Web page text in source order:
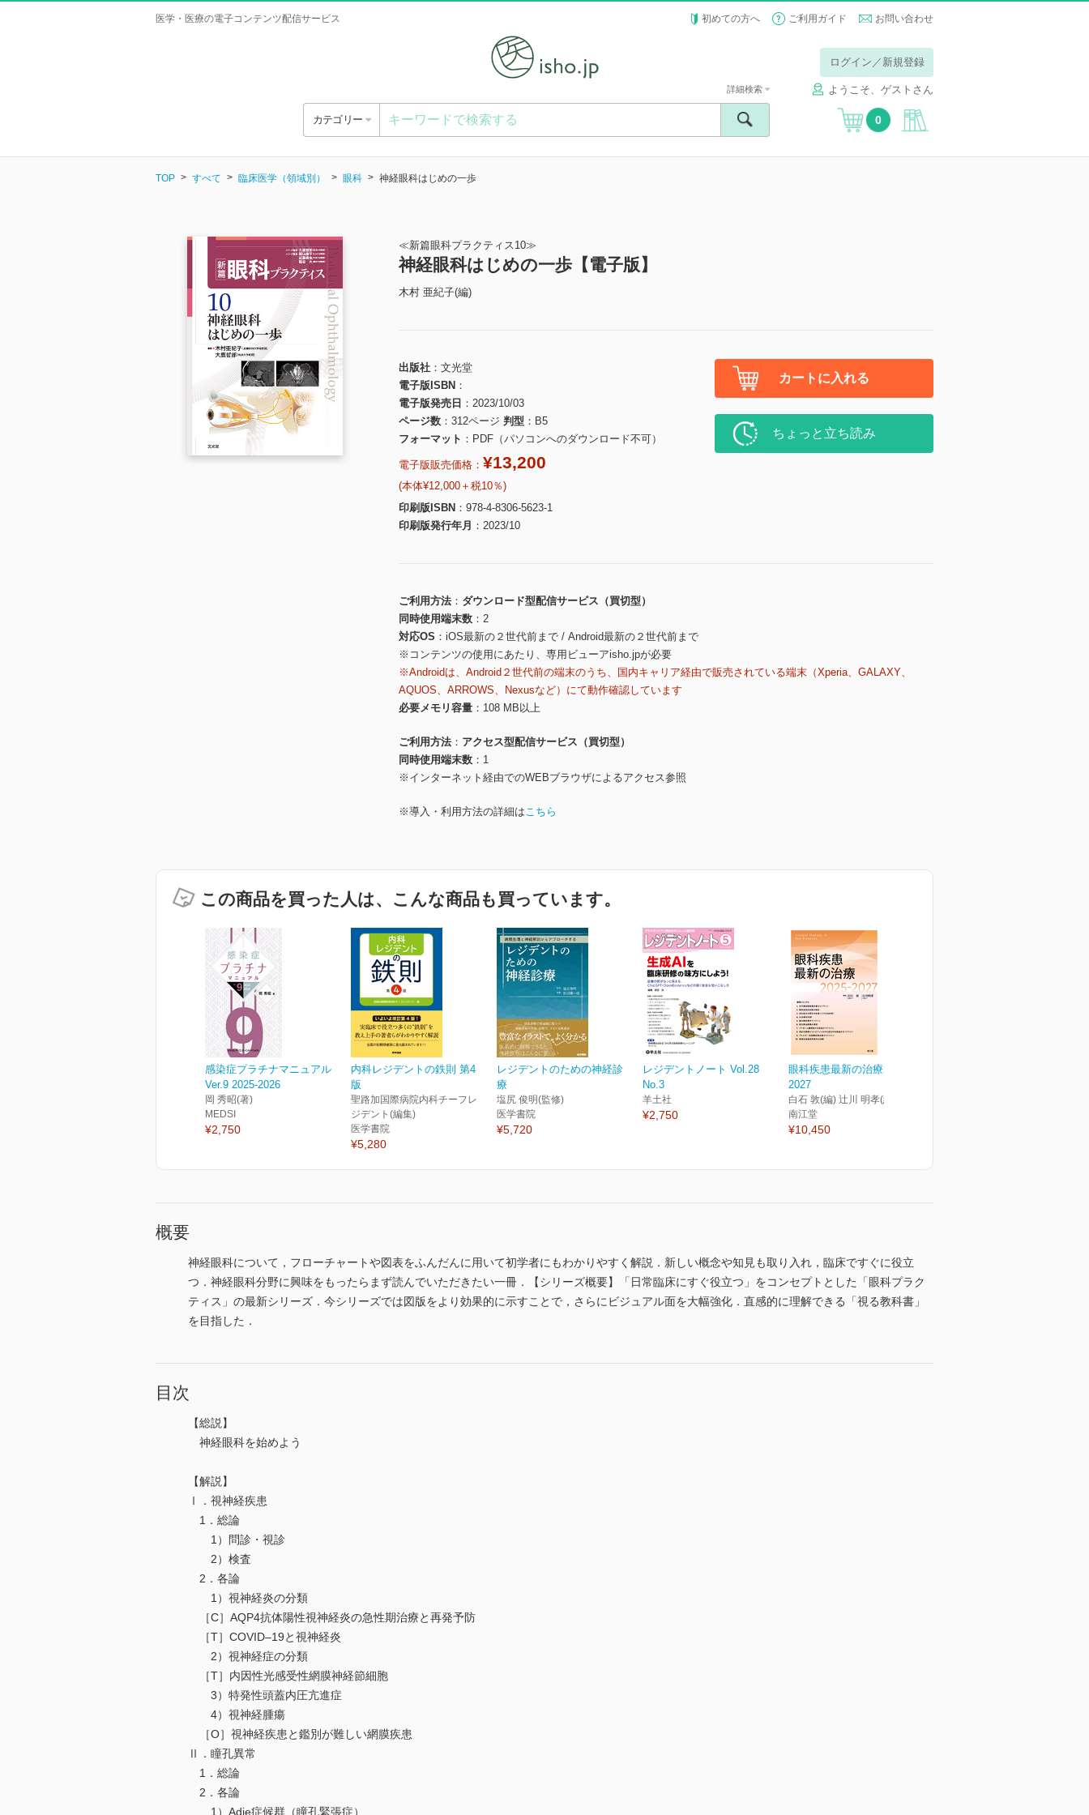
医学・医療の電子コンテンツ配信サービス 初めての方へ ご利用ガイド お問い合わせ
ログイン／新規登録
ようこそ、ゲストさん
カテゴリー
詳細検索
0
TOP すべて 臨床医学（領域別） 眼科 神経眼科はじめの一歩
≪新篇眼科プラクティス10≫
神経眼科はじめの一歩【電子版】
木村 亜紀子(編)
出版社
文光堂
電子版ISBN
電子版発売日
2023/10/03
ページ数
312ページ 判型
B5
フォーマット
PDF（パソコンへのダウンロード不可）
電子版販売価格： ¥13,200
(本体¥12,000＋税10％)
印刷版ISBN
978-4-8306-5623-1
印刷版発行年月
2023/10
カートに入れる
ちょっと立ち読み
ご利用方法
ダウンロード型配信サービス（買切型）
同時使用端末数
2
対応OS
iOS最新の２世代前まで / Android最新の２世代前まで
※コンテンツの使用にあたり、専用ビューアisho.jpが必要
※Androidは、Android２世代前の端末のうち、国内キャリア経由で販売されている端末（Xperia、GALAXY、
AQUOS、ARROWS、Nexusなど）にて動作確認しています
必要メモリ容量
108 MB以上
ご利用方法
アクセス型配信サービス（買切型）
同時使用端末数
1
※インターネット経由でのWEBブラウザによるアクセス参照
※導入・利用方法の詳細はこちら
この商品を買った人は、こんな商品も買っています。
感染症プラチナマニュアル
Ver.9 2025-2026
岡 秀昭(著)
MEDSI
¥2,750
内科レジデントの鉄則 第4
版
聖路加国際病院内科チーフレ
ジデント(編集)
医学書院
¥5,280
レジデントのための神経診
療
塩尻 俊明(監修)
医学書院
¥5,720
レジデントノート Vol.28
No.3
羊土社
¥2,750
眼科疾患最新の治療2025-
2027
白石 敦(編) 辻川 明孝(編)
南江堂
¥10,450
概要
神経眼科について，フローチャートや図表をふんだんに用いて初学者にもわかりやすく解説．新しい概念や知見も取り入れ，臨床ですぐに役立
つ．神経眼科分野に興味をもったらまず読んでいただきたい一冊．【シリーズ概要】「日常臨床にすぐ役立つ」をコンセプトとした「眼科プラク
ティス」の最新シリーズ．今シリーズでは図版をより効果的に示すことで，さらにビジュアル面を大幅強化．直感的に理解できる「視る教科書」
を目指した．
目次
【総説】
神経眼科を始めよう
【解説】
Ⅰ．視神経疾患
1．総論
1）問診・視診
2）検査
2．各論
1）視神経炎の分類
［C］AQP4抗体陽性視神経炎の急性期治療と再発予防
［T］COVID–19と視神経炎
2）視神経症の分類
［T］内因性光感受性網膜神経節細胞
3）特発性頭蓋内圧亢進症
4）視神経腫瘍
［O］視神経疾患と鑑別が難しい網膜疾患
Ⅱ．瞳孔異常
1．総論
2．各論
1）Adie症候群（瞳孔緊張症）